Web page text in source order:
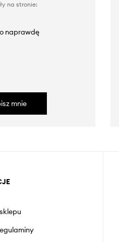
na stronie:
naprawdę
mnie